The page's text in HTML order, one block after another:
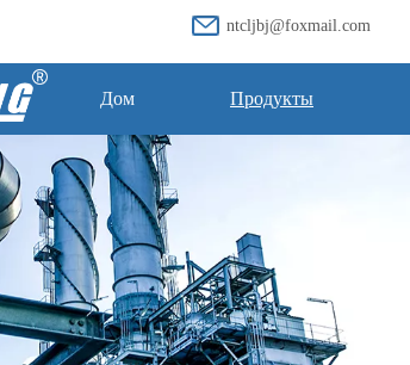
ntcljbj@foxmail.com
Дом Продукты